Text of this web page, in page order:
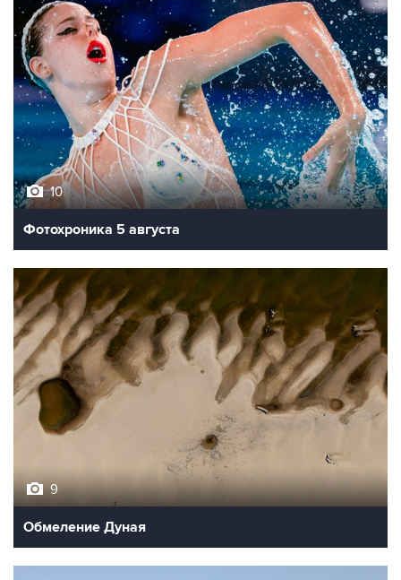
10
Фотохроника 5 августа
9
Обмеление Дуная